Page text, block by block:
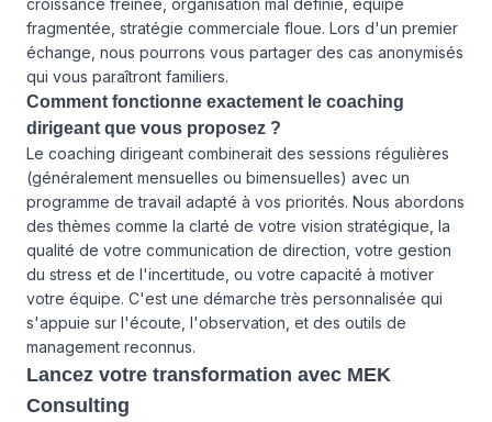
croissance freinée, organisation mal définie, équipe
fragmentée, stratégie commerciale floue. Lors d'un premier
échange, nous pourrons vous partager des cas anonymisés
qui vous paraîtront familiers.
Comment fonctionne exactement le coaching
dirigeant que vous proposez ?
Le coaching dirigeant combinerait des sessions régulières
(généralement mensuelles ou bimensuelles) avec un
programme de travail adapté à vos priorités. Nous abordons
des thèmes comme la clarté de votre vision stratégique, la
qualité de votre communication de direction, votre gestion
du stress et de l'incertitude, ou votre capacité à motiver
votre équipe. C'est une démarche très personnalisée qui
s'appuie sur l'écoute, l'observation, et des outils de
management reconnus.
Lancez votre transformation avec MEK
Consulting